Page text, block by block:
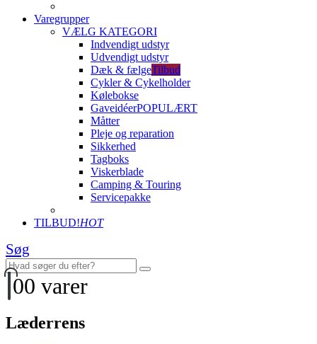
Varegrupper
VÆLG KATEGORI
Indvendigt udstyr
Udvendigt udstyr
Dæk & fælgeTilbud
Cykler & Cykelholder
Kølebokse
GaveidéerPOPULÆRT
Måtter
Pleje og reparation
Sikkerhed
Tagboks
Viskerblade
Camping & Touring
Servicepakke
TILBUD!HOT
Søg
00 varer
Læderrens